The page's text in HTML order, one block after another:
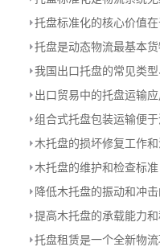
木托盘的损坏修复工作
木托盘的维护和检查标准
托盘租赁是一个全新物流